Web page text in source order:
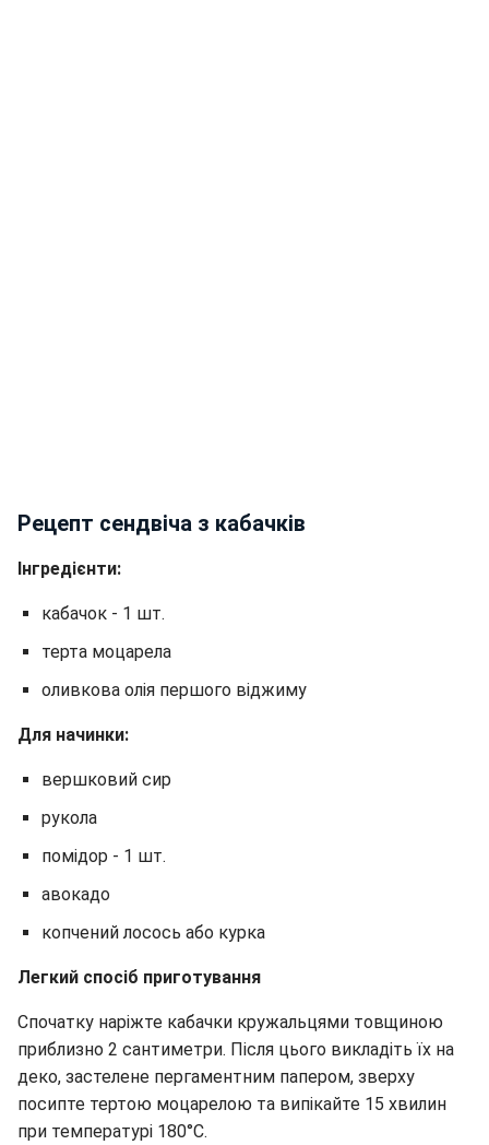
Рецепт сендвіча з кабачків
Інгредієнти:
кабачок - 1 шт.
терта моцарела
оливкова олія першого віджиму
Для начинки:
вершковий сир
рукола
помідор - 1 шт.
авокадо
копчений лосось або курка
Легкий спосіб приготування
Спочатку наріжте кабачки кружальцями товщиною
приблизно 2 сантиметри. Після цього викладіть їх на
деко, застелене пергаментним папером, зверху
посипте тертою моцарелою та випікайте 15 хвилин
при температурі 180°C.